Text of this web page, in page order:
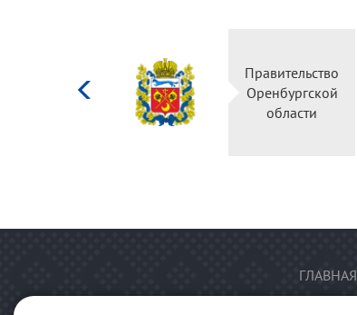
Правительство
Оренбургской
области
ГЛАВНАЯ